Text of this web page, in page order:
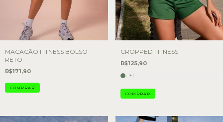
MACACÃO FITNESS BOLSO
RETO
R$171,90
COMPRAR
CROPPED FITNESS
R$125,90
+1
COMPRAR